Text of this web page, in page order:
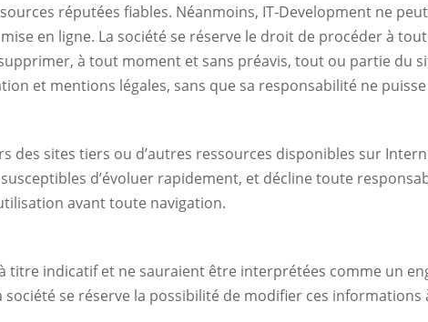
réputées fiables. Néanmoins, IT-Development ne
en ligne. La société se réserve le droit de procéder à
à tout moment et sans préavis, tout ou partie du
et mentions légales, sans que sa responsabilité ne
sites tiers ou d’autres ressources disponibles sur
d’évoluer rapidement, et décline toute
avant toute navigation.
titre indicatif et ne sauraient être interprétées comme un
société se réserve la possibilité de modifier ces